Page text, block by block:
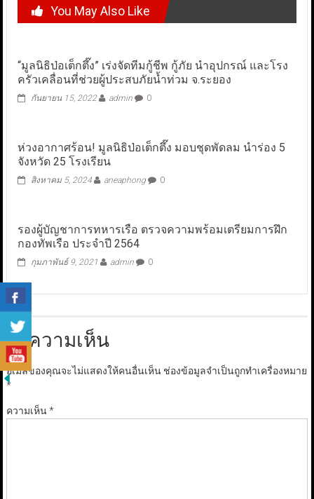
You May Also Like
“มูลนิธิป่อเต็กตึ๊ง” เร่งจัดทีมกู้ชีพ กู้ภัย นำอุปกรณ์ และโรง
ครัวเคลื่อนที่ช่วยผู้ประสบภัยน้ำท่วม จ.ระยอง
กันยายน 15, 2022 admin 0
ห่วงอากาศร้อน! มูลนิธิป่อเต็กตึ๊ง มอบชุดพัดลม นำร่อง 5
จังหวัด 25 โรงเรียน
สิงหาคม 5, 2024 aneaphong 0
รองผู้บัญชาการทหารเรือ ตรวจความพร้อมเตรียมการฝึก
กองทัพเรือ ประจำปี 2564
กุมภาพันธ์ 9, 2021 admin 0
ใส่ความเห็น
อีเมลของคุณจะไม่แสดงให้คนอื่นเห็น ช่องข้อมูลจำเป็นถูกทำเครื่องหมาย
*
ความเห็น*